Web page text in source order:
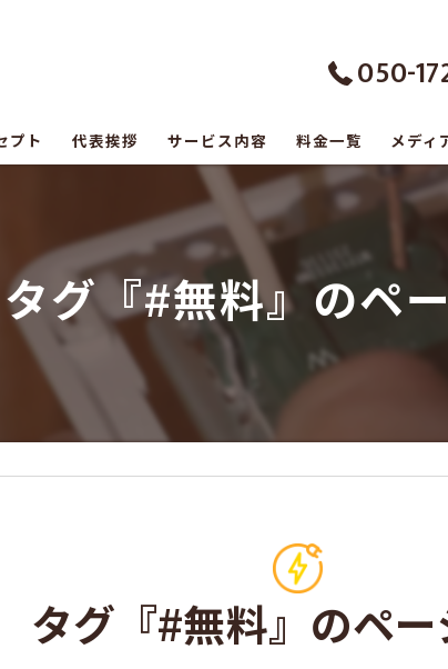
050-
プト
設備の評判
設備のお客様の声
代表挨拶 サービス内容 料金一覧 メディ
タグ『#無料』のペ
タグ『#無料』のペ